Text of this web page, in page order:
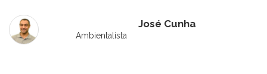
José Cunha
Ambientalista